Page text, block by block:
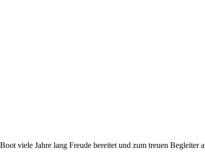
viele Jahre lang Freude bereitet und zum treuen Begleiter